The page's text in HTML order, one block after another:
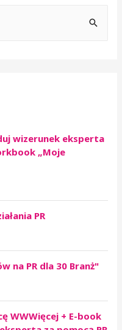
wizerunek eksperta
„Moje
PR
na PR dla 30 Branż"
WWWięcej + E-book